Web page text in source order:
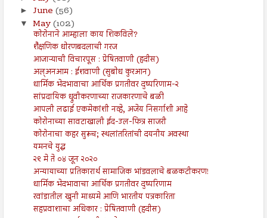
► June (56)
▼ May(102)
कोरोनाने आम्हाला काय शिकविले?
शैक्षणिक धोरणबदलाची गरज
आजाऱ्याची विचारपूस : प्रेषितवाणी (हदीस)
अल्अनआम : ईशवाणी (सुबोध कुरआन)
धार्मिक भेदभावाचा आर्थिक प्रगतीवर दुष्परिणाम-२
सांप्रदायिक ध्रुवीकरणाच्या राजकारणाचे बळी
आपली लढाई एकमेकांशी नव्हे, अजेय निसर्गाशी आहे
कोरोनाच्या सावटाखाली ईद-उल-फित्र साजरी
कोरोनाचा कहर सुरूच; स्थलांतरितांची दयनीय अवस्था
यमनचे युद्ध
२९ मे ते ०४ जून २०२०
अन्यायाच्या प्रतिकारार्थ सामाजिक भांडवलाचे बळकटीकरण!
धार्मिक भेदभावाचा आर्थिक प्रगतीवर दुष्परिणाम
रवांडातील खुनी माध्यमे आणि भारतीय पत्रकारिता
सहप्रवाशाचा अधिकार : प्रेषितवाणी (हदीस)